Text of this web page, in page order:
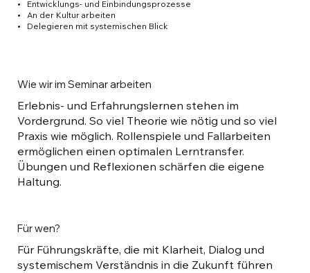
Entwicklungs- und Einbindungsprozesse
An der Kultur arbeiten
Delegieren mit systemischen Blick
Wie wir im Seminar arbeiten
Erlebnis- und Erfahrungslernen stehen im
Vordergrund. So viel Theorie wie nötig und so viel
Praxis wie möglich. Rollenspiele und Fallarbeiten
ermöglichen einen optimalen Lerntransfer.
Übungen und Reflexionen schärfen die eigene
Haltung.
Für wen?
Für Führungskräfte, die mit Klarheit, Dialog und
systemischem Verständnis in die Zukunft führen